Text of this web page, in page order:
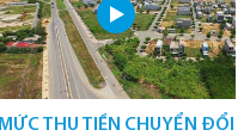
MỨC THU TIỀN CHUYỂN ĐỔI